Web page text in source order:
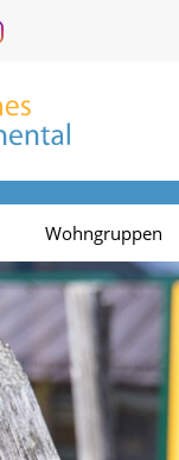
Wohngruppen